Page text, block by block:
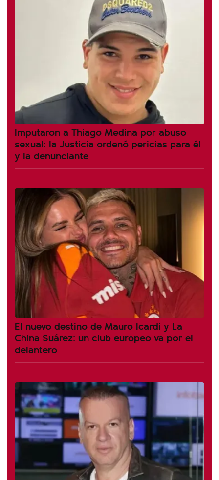
Imputaron a Thiago Medina por abuso
sexual: la Justicia ordenó pericias para él
y la denunciante
El nuevo destino de Mauro Icardi y La
China Suárez: un club europeo va por el
delantero